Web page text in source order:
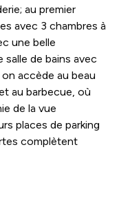
au premier
avec 3 chambres à
une belle
de bains avec
accède au beau
au barbecue, où
de la vue
places de parking
complètent